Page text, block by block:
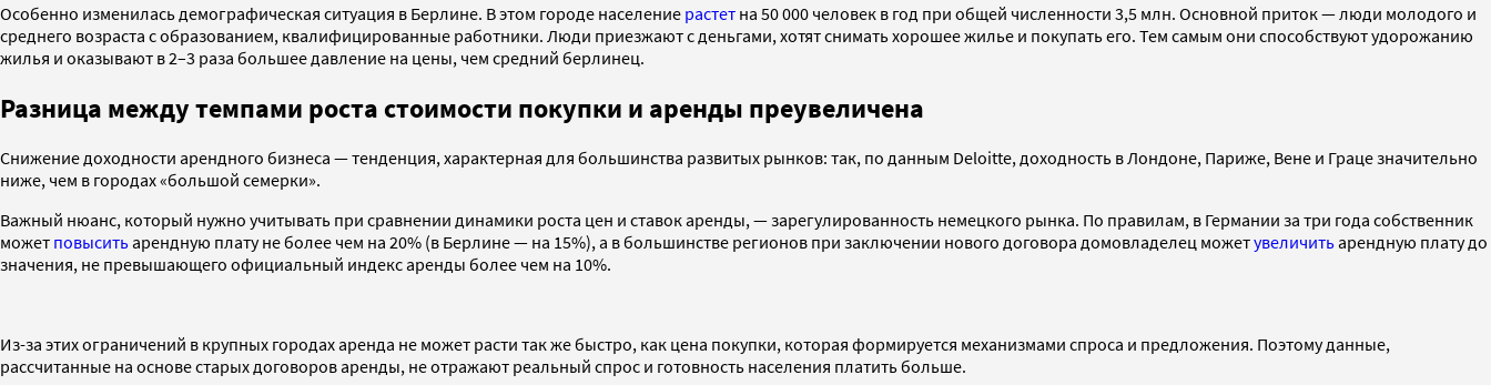
Особенно изменилась демографическая ситуация в Берлине. В этом городе население растет на 50 000 человек в год при общей численности 3,5 млн. Основной приток — люди молодого и
среднего возраста с образованием, квалифицированные работники. Люди приезжают с деньгами, хотят снимать хорошее жилье и покупать его. Тем самым они способствуют удорожанию
жилья и оказывают в 2–3 раза большее давление на цены, чем средний берлинец.
Разница между темпами роста стоимости покупки и аренды преувеличена
Снижение доходности арендного бизнеса — тенденция, характерная для большинства развитых рынков: так, по данным Deloitte, доходность в Лондоне, Париже, Вене и Граце значительно
ниже, чем в городах «большой семерки».
Важный нюанс, который нужно учитывать при сравнении динамики роста цен и ставок аренды, — зарегулированность немецкого рынка. По правилам, в Германии за три года собственник
может повыситьарендную плату не более чем на 20% (в Берлине — на 15%), а в большинстве регионов при заключении нового договора домовладелец можетувеличитьарендную плату до
значения, не превышающего официальный индекс аренды более чем на 10%.
Из-за этих ограничений в крупных городах аренда не может расти так же быстро, как цена покупки, которая формируется механизмами спроса и предложения. Поэтому данные,
рассчитанные на основе старых договоров аренды, не отражают реальный спрос и готовность населения платить больше.